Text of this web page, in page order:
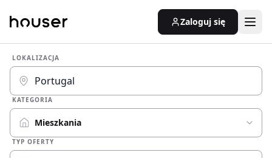
Zaloguj się
LOKALIZACJA
KATEGORIA
Mieszkania
TYP OFERTY